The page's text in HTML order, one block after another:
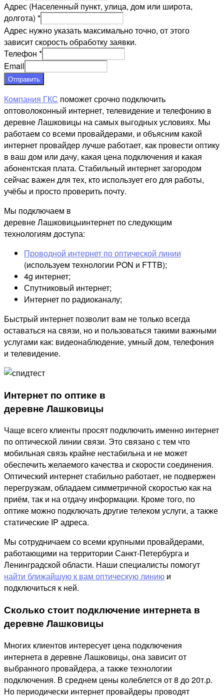
Адрес (Населенный пункт, улица, дом или широта,
долгота) *
Адрес нужно указать максимально точно, от этого
зависит скорость обработку заявки.
Телефон *
Email
Отправить
Компания ГКС поможет срочно подключить
оптоволоконный интернет, телевидение и телефонию в
деревне Лашковицы на самых выгодных условиях. Мы
работаем со всеми провайдерами, и объясним какой
интернет провайдер лучше работает, как провести оптику
в ваш дом или дачу, какая цена подключения и какая
абонентская плата. Стабильный интернет загородом
сейчас важен для тех, кто использует его для работы,
учёбы и просто проверить почту.
Мы подключаем в
деревне Лашковицыинтернет по следующим
технологиям доступа:
Проводной интернет по оптической линии
(используем технологии PON и FTTB);
4g интернет;
Спутниковый интернет;
Интернет по радиоканалу;
Быстрый интернет позволит вам не только всегда
оставаться на связи, но и пользоваться такими важными
услугами как: видеонаблюдение, умный дом, телефония
и телевидение.
Интернет по оптике в
деревне Лашковицы
Чаще всего клиенты просят подключить именно интернет
по оптической линии связи. Это связано с тем что
мобильная связь крайне нестабильна и не может
обеспечить желаемого качества и скорости соединения.
Оптический интернет стабильно работает, не подвержен
перегрузкам, обладаем симметричной скоростью как на
приём, так и на отдачу информации. Кроме того, по
оптике можно подключать другие телеком услуги, а также
статические IP адреса.
Мы сотрудничаем со всеми крупными провайдерами,
работающими на территории Санкт-Петербурга и
Ленинградской области. Наши специалисты помогут
найти ближайшую к вам оптическую линию и
подключиться к ней.
Сколько стоит подключение интернета в
деревне Лашковицы
Многих клиентов интересует цена подключения
интернета в деревне Лашковицы, она зависит от
выбранного провайдера, а также технологии
подключения. В среднем цены колеблется от 8 до 20т.р.
Но периодически интернет провайдеры проводят